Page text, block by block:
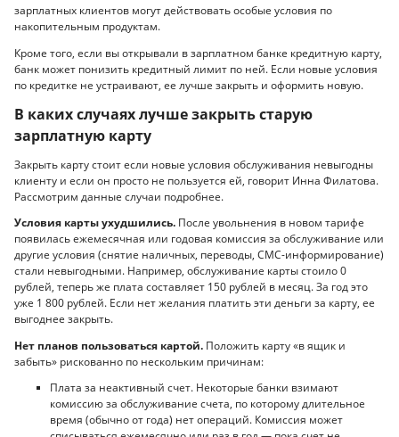
зарплатных клиентов могут действовать особые условия по
накопительным продуктам.
Кроме того, если вы открывали в зарплатном банке кредитную карту,
банк может понизить кредитный лимит по ней. Если новые условия
по кредитке не устраивают, ее лучше закрыть и оформить новую.
В каких случаях лучше закрыть старую
зарплатную карту
Закрыть карту стоит если новые условия обслуживания невыгодны
клиенту и если он просто не пользуется ей, говорит Инна Филатова.
Рассмотрим данные случаи подробнее.
Условия карты ухудшились. После увольнения в новом тарифе
появилась ежемесячная или годовая комиссия за обслуживание или
другие условия (снятие наличных, переводы, СМС-информирование)
стали невыгодными. Например, обслуживание карты стоило 0
рублей, теперь же плата составляет 150 рублей в месяц. За год это
уже 1 800 рублей. Если нет желания платить эти деньги за карту, ее
выгоднее закрыть.
Нет планов пользоваться картой. Положить карту «в ящик и
забыть» рискованно по нескольким причинам:
Плата за неактивный счет. Некоторые банки взимают
комиссию за обслуживание счета, по которому длительное
время (обычно от года) нет операций. Комиссия может